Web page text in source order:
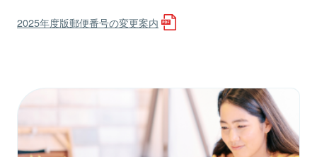
2025年度版郵便番号の変更案内